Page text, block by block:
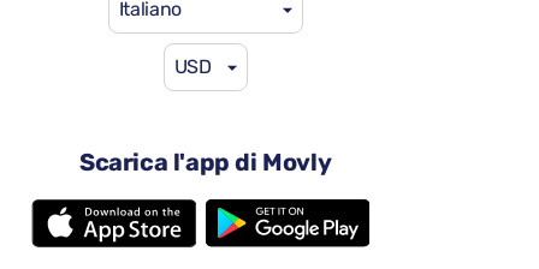
Italiano
USD
Scarica l'app di Movly
Cambio automatico
5 sedili
4 valigie grandi